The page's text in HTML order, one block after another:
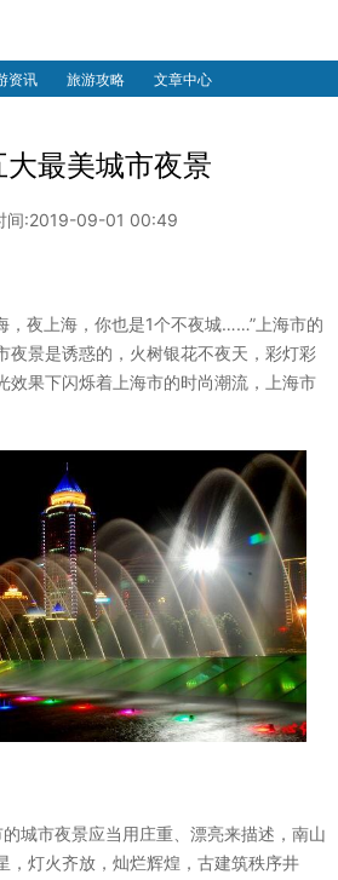
资讯 旅游攻略 文章中心
大最美城市夜景
间:2019-09-01 00:49
，夜上海，你也是1个不夜城……”上海市的
夜景是诱惑的，火树银花不夜天，彩灯彩
效果下闪烁着上海市的时尚潮流，上海市
城市夜景应当用庄重、漂亮来描述，南山
，灯火齐放，灿烂辉煌，古建筑秩序井